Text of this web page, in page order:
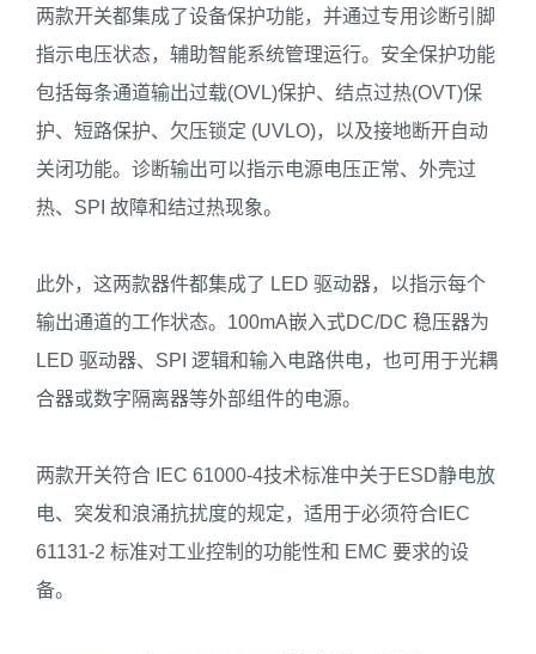
两款开关都集成了设备保护功能，并通过专用诊断引脚
指示电压状态，辅助智能系统管理运行。安全保护功能
包括每条通道输出过载(OVL)保护、结点过热(OVT)保
护、短路保护、欠压锁定 (UVLO)，以及接地断开自动
关闭功能。诊断输出可以指示电源电压正常、外壳过
热、SPI 故障和结过热现象。
此外，这两款器件都集成了 LED 驱动器，以指示每个
输出通道的工作状态。100mA嵌入式DC/DC 稳压器为
LED 驱动器、SPI 逻辑和输入电路供电，也可用于光耦
合器或数字隔离器等外部组件的电源。
两款开关符合 IEC 61000-4技术标准中关于ESD静电放
电、突发和浪涌抗扰度的规定，适用于必须符合IEC
61131-2 标准对工业控制的功能性和 EMC 要求的设
备。